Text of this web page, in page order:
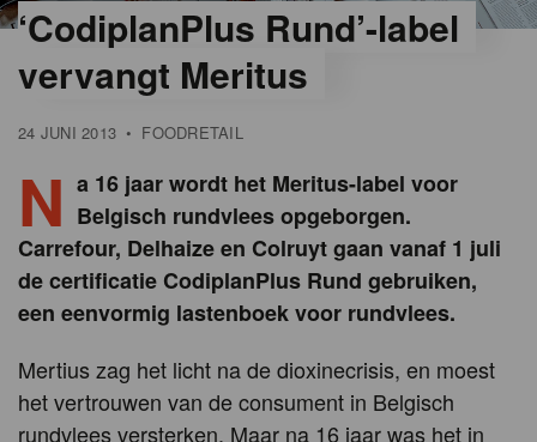
‘CodiplanPlus Rund’-label
vervangt Meritus
24 JUNI 2013 • FOODRETAIL
N a 16 jaar wordt het Meritus-label voor
Belgisch rundvlees opgeborgen.
Carrefour, Delhaize en Colruyt gaan vanaf 1 juli
de certificatie CodiplanPlus Rund gebruiken,
een eenvormig lastenboek voor rundvlees.
Mertius zag het licht na de dioxinecrisis, en moest
het vertrouwen van de consument in Belgisch
rundvlees versterken. Maar na 16 jaar was het in